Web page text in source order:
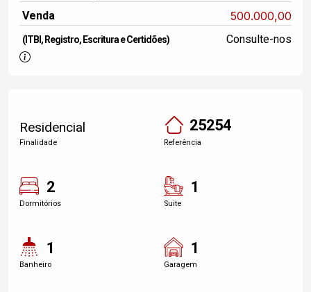
Venda
500.000,00
(ITBI, Registro, Escritura e Certidões) Consulte-nos
Residencial
Finalidade
25254
Referência
2
Dormitórios
1
Suite
1
Banheiro
1
Garagem